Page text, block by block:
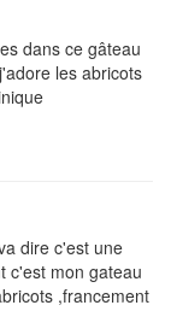
dans ce gâteau
les abricots
dire c'est une
c'est mon gateau
,francement